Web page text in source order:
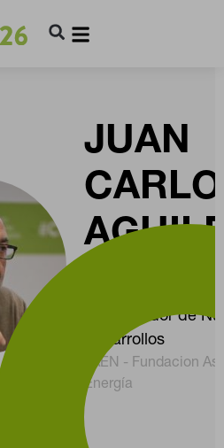
JUAN
Coordinador de
Desarrollos
FAEN - Fundacion
Energía